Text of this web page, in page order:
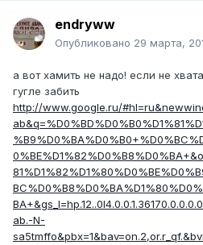
endryww
Опубликовано 29 марта,
а вот хамить не надо! если не
гугле забить
http://www.google.ru/
ab.-N-